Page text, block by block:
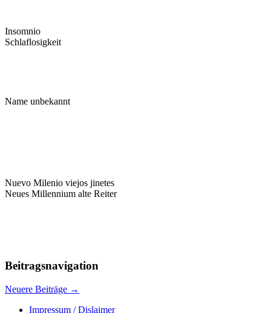
Insomnio
Schlaflosigkeit
Name unbekannt
Nuevo Milenio viejos jinetes
Neues Millennium alte Reiter
Beitragsnavigation
Neuere Beiträge →
Impressum / Dislaimer